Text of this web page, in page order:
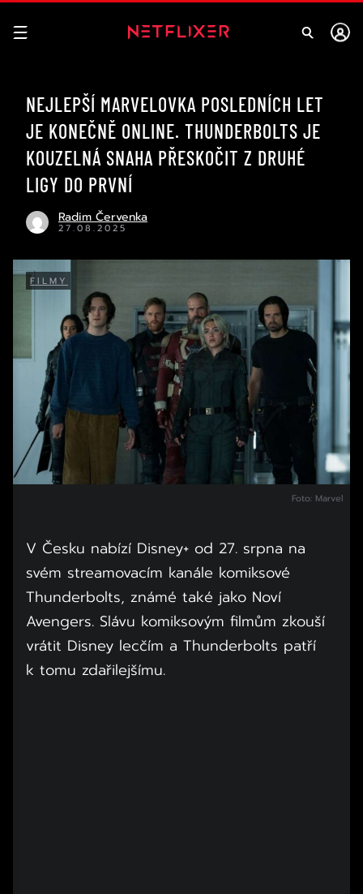
NEJLEPŠÍ MARVELOVKA POSLEDNÍCH LET
JE KONEČNĚ ONLINE. THUNDERBOLTS JE
KOUZELNÁ SNAHA PŘESKOČIT Z DRUHÉ
LIGY DO PRVNÍ
Radim Červenka
27.08.2025
FILMY
Foto: Marvel
V Česku nabízí Disney+ od 27. srpna na
svém streamovacím kanále komiksové
Thunderbolts, známé také jako Noví
Avengers. Slávu komiksovým filmům zkouší
vrátit Disney lecčím a Thunderbolts patří
k tomu zdařilejšímu.